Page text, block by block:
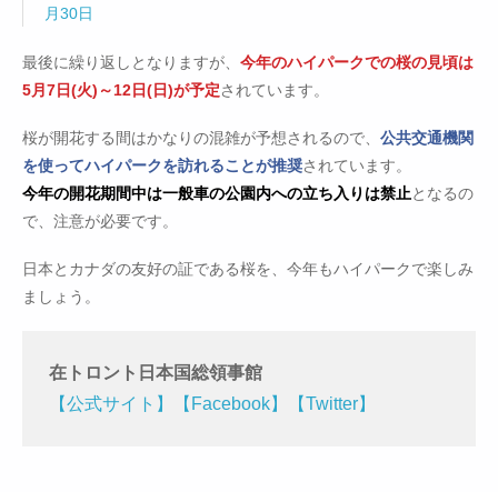
月30日
最後に繰り返しとなりますが、 今年のハイパークでの桜の見頃は
5月7日(火)～12日(日)が予定されています。
桜が開花する間はかなりの混雑が予想されるので、 公共交通機関
を使ってハイパークを訪れることが推奨されています。
今年の開花期間中は一般車の公園内への立ち入りは禁止となるの
で、注意が必要です。
日本とカナダの友好の証である桜を、今年もハイパークで楽しみ
ましょう。
在トロント日本国総領事館
【公式サイト】
【Facebook】 【Twitter】